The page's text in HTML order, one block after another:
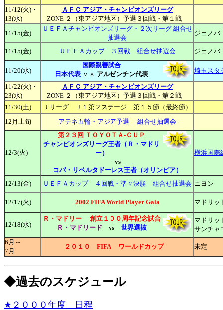
11/12(火)・
13(水)
ＡＦＣ アジア・チャンピオンズリーグ
ZONE ２（東アジア地区）予選３回戦・第１戦
11/15(金)
ＵＥＦＡチャンピオンズリーグ・２次リーグ 組合せ
抽選会
ジェノバ
11/15(金) ＵＥＦＡカップ ３回戦 組合せ抽選会 ジェノバ
11/20(水)
国際親善試合
日本代表 ｖｓ アルゼンチン代表 埼玉スタ
11/22(火)・
23(水)
ＡＦＣ アジア・チャンピオンズリーグ
ZONE ２（東アジア地区）予選３回戦・第２戦
11/30(土)
Ｊリーグ Ｊ１第２ステージ 第１５節（最終節）
12月上旬
アテネ五輪 ・アジア予選 組合せ抽選会
12/3(火)
第２３回 ＴＯＹＯＴＡ-ＣＵＰ
チャンピオンズリーグ王者（Ｒ・マドリ
ー）
vs
コパ・リベルタドーレス王者（オリンピア）
横浜国際
12/13(金) ＵＥＦＡカップ ４回戦・準々決勝 組合せ抽選会 ニヨン
12/17(火) 2002 FIFA World Player Gala マドリッ
12/18(水)
Ｒ・マドリー 創立１００周年記念試合
Ｒ・マドリード vs 世界選抜
マドリッ
サンチャ
6月～
7月
２０１０ FIFA ワールドカップ 未定
◆過去のスケジュール
★２０００年度 日程